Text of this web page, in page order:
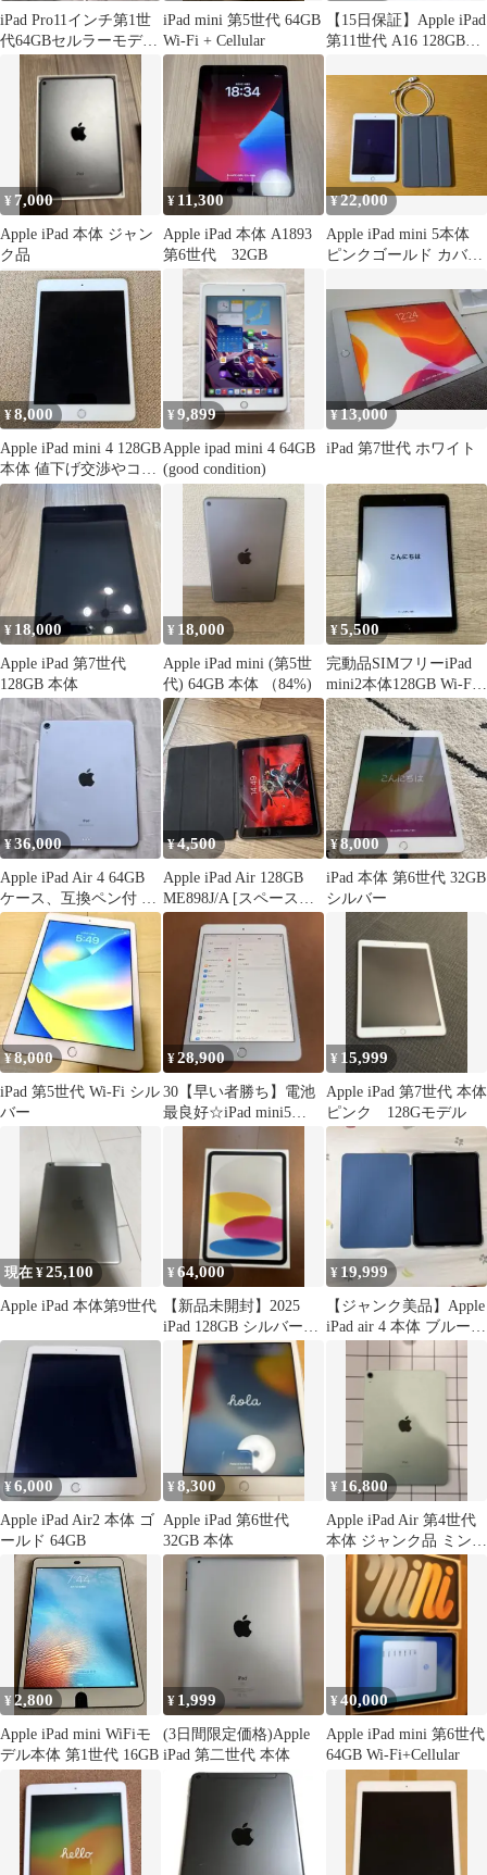
iPad Pro11インチ第1世
代64GBセルラーモデル
シルバー 箱無しケース
iPad mini 第5世代 64GB
Wi-Fi + Cellular
【15日保証】Apple iPad
第11世代 A16 128GB
A3354 バッテリー良好
即発送 送料無料
¥ 7,000
Apple iPad 本体 ジャン
ク品
¥ 11,300
Apple iPad 本体 A1893
第6世代 32GB
¥22,000
Apple iPad mini 5本体
ピンクゴールド カバー
¥8,000
Apple iPad mini 4 128GB
本体 値下げ交渉やコメ
ント⭕️
¥9,899
Apple ipad mini 4 64GB
(good condition)
¥13,000
iPad 第7世代 ホワイト
¥ 18,000
Apple iPad 第7世代
128GB 本体
¥ 18,000
Apple iPad mini (第5世
代) 64GB 本体 （84%)
¥5,500
完動品SIMフリーiPad
mini2本体128GB Wi-Fi
モデル
¥36,000
Apple iPad Air 4 64GB
ケース、互換ペン付 バ
ッテリー新品
¥4,500
Apple iPad Air 128GB
ME898J/A [スペースグ
レイ]
¥8,000
iPad 本体 第6世代 32GB
シルバー
¥8,000
iPad 第5世代 Wi-Fi シル
バー
¥28,900
30【早い者勝ち】電池
最良好☆iPad mini5
¥ 15,999
Apple iPad 第7世代 本体
ピンク 128Gモデル
現在 ¥25,100
Apple iPad 本体第9世代
¥64,000
【新品未開封】2025
iPad 128GB シルバー
Wi-Fi
¥ 19,999
【ジャンク美品】Apple
iPad air 4 本体 ブルー
¥6,000
Apple iPad Air2 本体 ゴ
ールド 64GB
¥8,300
Apple iPad 第6世代
32GB 本体
¥ 16,800
Apple iPad Air 第4世代
本体 ジャンク品 ミント
グリーン
¥2,800
Apple iPad mini WiFiモ
デル本体 第1世代 16GB
¥ 1,999
(3日間限定価格)Apple
iPad 第二世代 本体
¥40,000
Apple iPad mini 第6世代
64GB Wi-Fi+Cellular